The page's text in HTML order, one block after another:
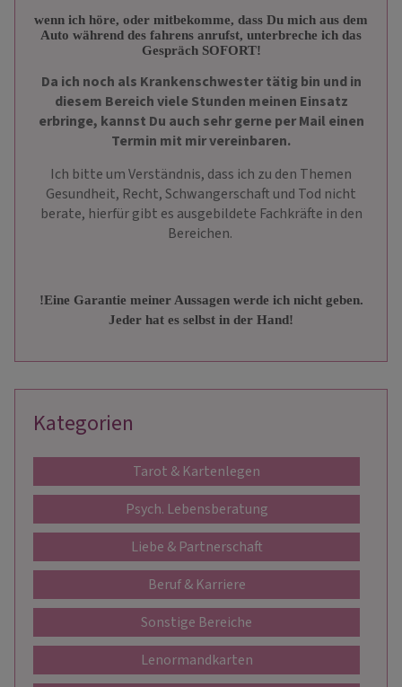
wenn ich höre, oder mitbekomme, dass Du mich aus dem
Auto während des fahrens anrufst, unterbreche ich das
Gespräch SOFORT!
Da ich noch als Krankenschwester tätig bin und in
diesem Bereich viele Stunden meinen Einsatz
erbringe, kannst Du auch sehr gerne per Mail einen
Termin mit mir vereinbaren.
Ich bitte um Verständnis, dass ich zu den Themen
Gesundheit, Recht, Schwangerschaft und Tod nicht
berate, hierfür gibt es ausgebildete Fachkräfte in den
Bereichen.
!Eine Garantie meiner Aussagen werde ich nicht geben.
Jeder hat es selbst in der Hand!
Kategorien
Tarot & Kartenlegen
Psych. Lebensberatung
Liebe & Partnerschaft
Beruf & Karriere
Sonstige Bereiche
Lenormandkarten